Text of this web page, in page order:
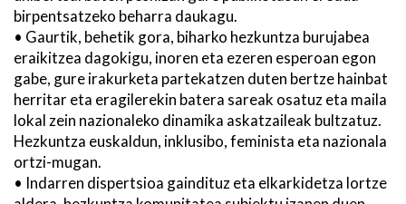
birpentsatzeko beharra daukagu.
• Gaurtik, behetik gora, biharko hezkuntza burujabea
eraikitzea dagokigu, inoren eta ezeren esperoan egon
gabe, gure irakurketa partekatzen duten bertze hainbat
herritar eta eragilerekin batera sareak osatuz eta maila
lokal zein nazionaleko dinamika askatzaileak bultzatuz.
Hezkuntza euskaldun, inklusibo, feminista eta nazionala
ortzi-mugan.
• Indarren dispertsioa gaindituz eta elkarkidetza lortze